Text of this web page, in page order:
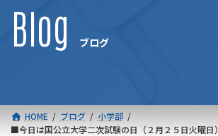
Blog ブログ
HOME ブログ
小学部
■今日は国公立大学二次試験の日（２月２５日火曜日）